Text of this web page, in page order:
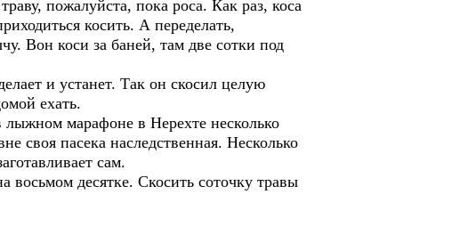
пожалуйста, пока роса. Как раз, коса
косить. А переделать,
Вон коси за баней, там две сотки под
и устанет. Так он скосил целую
ехать.
лыжном марафоне в Нерехте несколько
своя пасека наследственная. Несколько
сам.
десятке. Скосить соточку травы